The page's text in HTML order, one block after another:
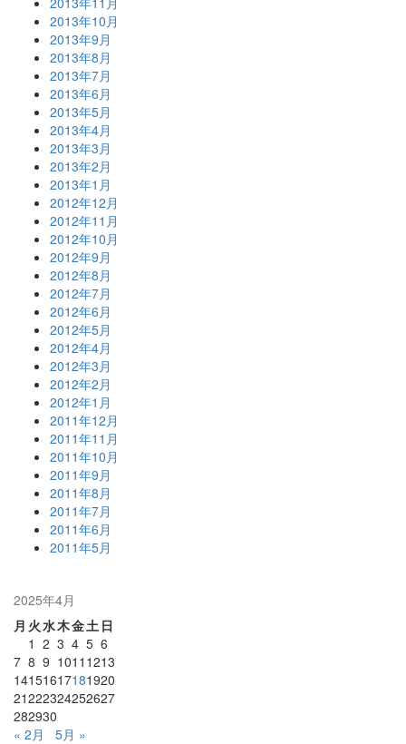
2013年10月
2013年9月
2013年8月
2013年7月
2013年6月
2013年5月
2013年4月
2013年3月
2013年2月
2013年1月
2012年12月
2012年11月
2012年10月
2012年9月
2012年8月
2012年7月
2012年6月
2012年5月
2012年4月
2012年3月
2012年2月
2012年1月
2011年12月
2011年11月
2011年10月
2011年9月
2011年8月
2011年7月
2011年6月
2011年5月
2025年4月
月 火水木金土 日
1 2 3 4 5 6
7 8 9 1011 1213
14151617181920
21222324252627
282930
« 2月
5月 »